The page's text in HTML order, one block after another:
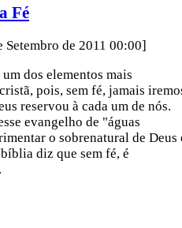
Fé
Setembro de 2011 00:00]
dos elementos mais
pois, sem fé, jamais
reservou à cada um de nós.
evangelho de "águas
o sobrenatural de Deus
diz que sem fé, é